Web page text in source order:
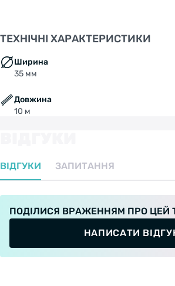
ТЕХНІЧНІ ХАРАКТЕРИСТИКИ
Ширина
35 мм
Довжина
10 м
ВІДГУКИ ЗАПИТАННЯ
ПОДІЛИСЯ ВРАЖЕННЯМ ПРО ЦЕЙ
НАПИСАТИ